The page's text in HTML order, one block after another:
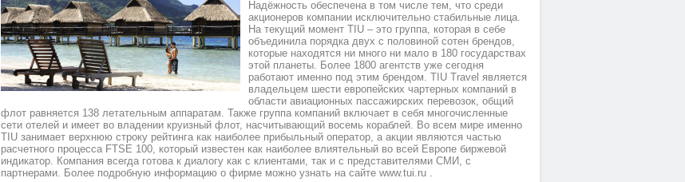
Надёжность обеспечена в том числе тем, что среди
акционеров компании исключительно стабильные лица.
На текущий момент TIU – это группа, которая в себе
объединила порядка двух с половиной сотен брендов,
которые находятся ни много ни мало в 180 государствах
этой планеты. Более 1800 агентств уже сегодня
работают именно под этим брендом. TIU Travel является
владельцем шести европейских чартерных компаний в
области авиационных пассажирских перевозок, общий
флот равняется 138 летательным аппаратам. Также группа компаний включает в себя многочисленные
сети отелей и имеет во владении круизный флот, насчитывающий восемь кораблей. Во всем мире именно
TIU занимает верхнюю строку рейтинга как наиболее прибыльный оператор, а акции являются частью
расчетного процесса FTSE 100, который известен как наиболее влиятельный во всей Европе биржевой
индикатор. Компания всегда готова к диалогу как с клиентами, так и с представителями СМИ, с
партнерами. Более подробную информацию о фирме можно узнать на сайте www.tui.ru .